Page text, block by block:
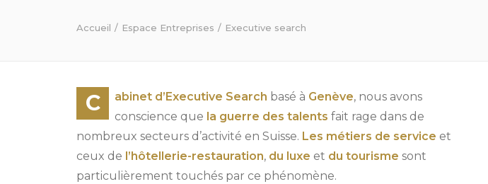
Accueil Espace Entreprises Executive search
C abinet d’Executive Search basé à Genève, nous avons
conscience que la guerre des talents fait rage dans de
nombreux secteurs d’activité en Suisse. Les métiers de service et
ceux de l’hôtellerie-restauration, du luxe et du tourisme sont
particulièrement touchés par ce phénomène.